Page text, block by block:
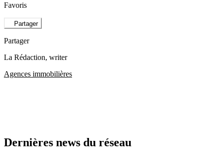
Favoris
Partager
Partager
La Rédaction, writer
Agences immobilières
Dernières news du réseau